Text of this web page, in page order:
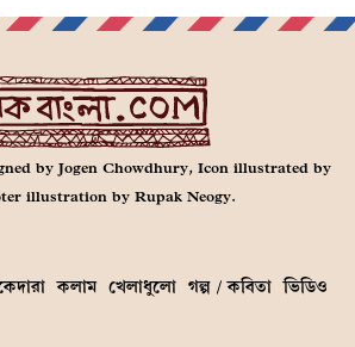
by Jogen Chowdhury, Icon illustrated by
illustration by Rupak Neogy.
কলাম খেলাধুলো গল্প / কবিতা ভিডিও